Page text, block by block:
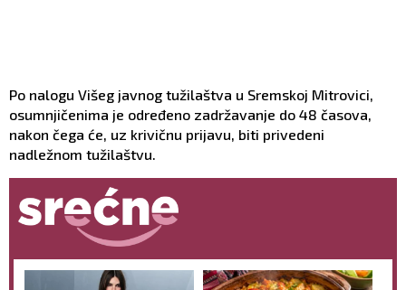
Po nalogu Višeg javnog tužilaštva u Sremskoj Mitrovici,
osumnjičenima je određeno zadržavanje do 48 časova,
nakon čega će, uz krivičnu prijavu, biti privedeni
nadležnom tužilaštvu.